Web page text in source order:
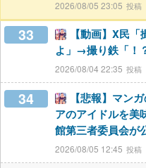
2026/08/05 23:05
33
【動画】X民
よ」→撮り鉄「！
2026/08/04 22:35
34
【悲報】マン
アのアイドルを美
館第三者委員会が
2026/08/05 12:45